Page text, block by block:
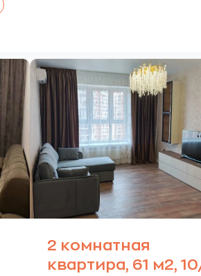
2 комнатная
квартира, 61 м2,